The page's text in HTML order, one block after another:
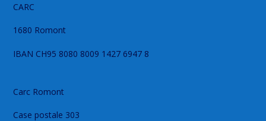
CARC
1680 Romont
IBAN CH95 8080 8009 1427 6947 8
Carc Romont
Case postale 303